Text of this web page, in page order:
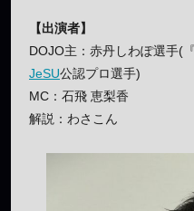
【出演者】
DOJO主：赤丹しわぽ選手(
JeSU公認プロ選手)
MC：石飛 恵梨香
解説：わさこん